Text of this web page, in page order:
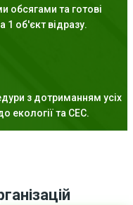
обсягами та готові
об'єкт відразу.
з дотриманням усіх
екології та СЕС.